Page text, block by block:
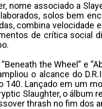
nome associado a
solos bem
combina velocidade
de crítica social
the Wheel” e
o alcance do
140. Lançado em um
Slaughter, o
thrash no fim dos